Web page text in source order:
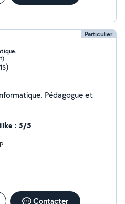
Particulier
Pédagogue et
: 5/5
Contacter